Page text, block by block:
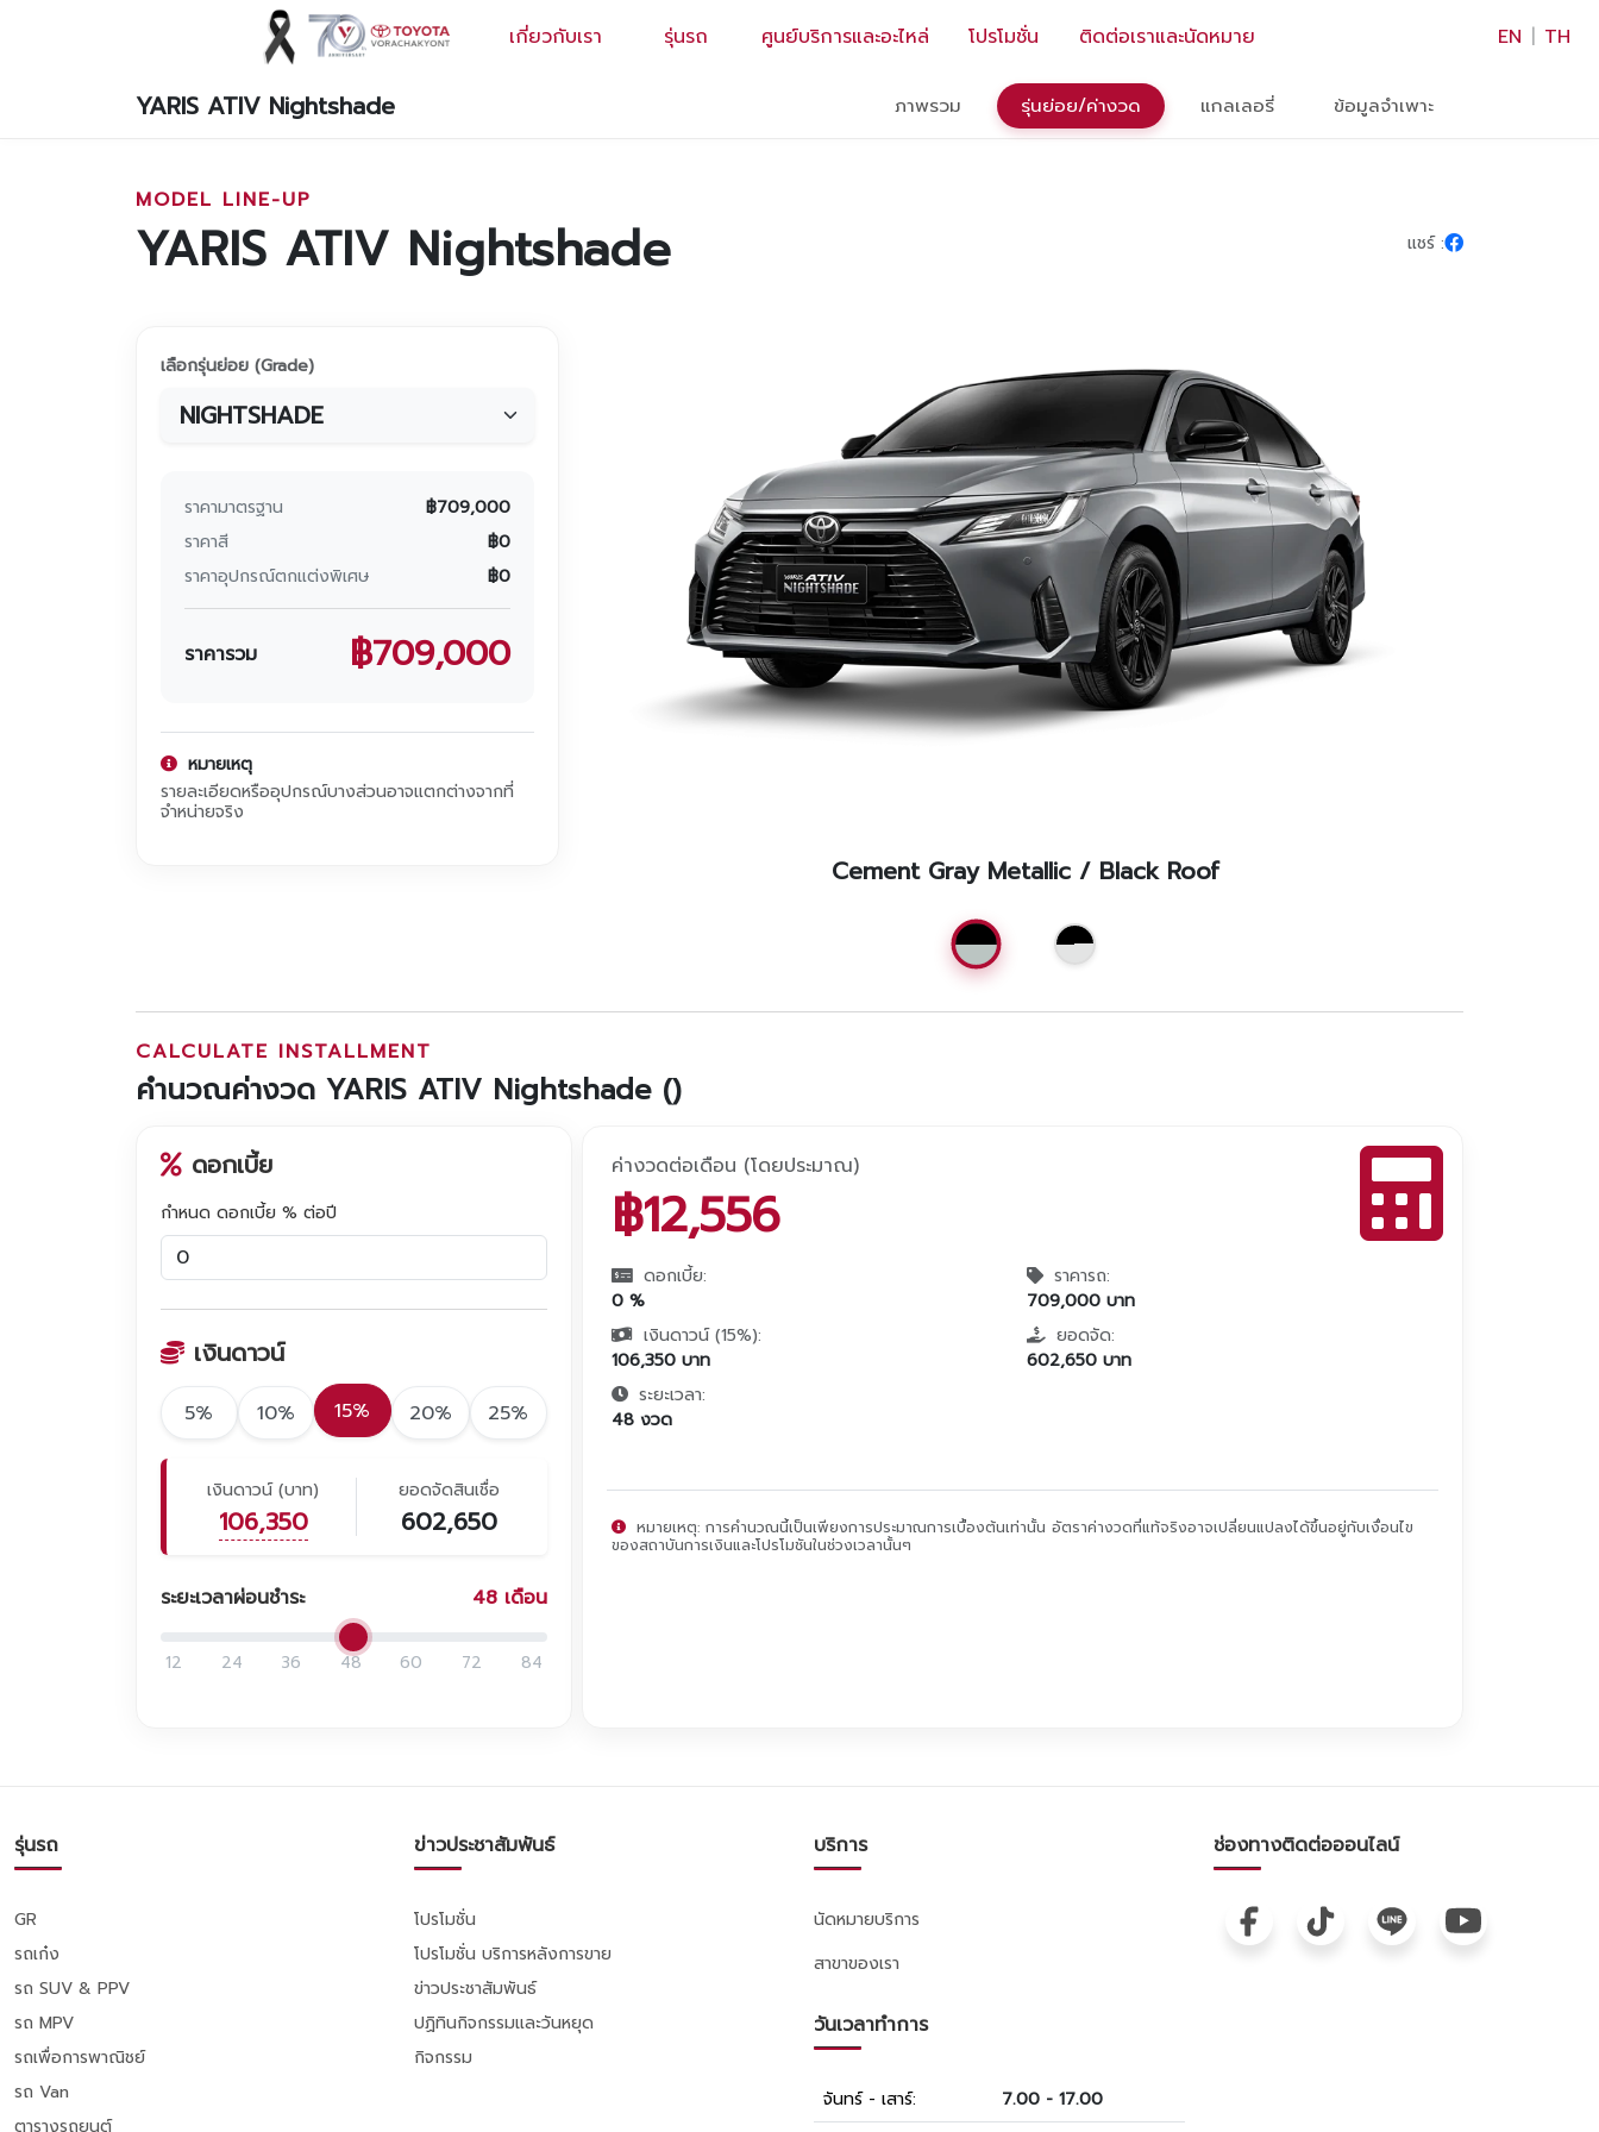
EN ×
ปฏิทินกิจกรรมและวันหยุด
โปรโมชั่นบริการหลังการขาย
สาขาของเรา
ติดต่อเราและนัดหมาย
เกี่ยวกับเรา รุ่นรถ ศูนย์บริการและอะไหล่ โปรโมชั่น ติดต่อเราและนัดหมาย EN | TH
YARIS ATIV Nightshade ภาพรวม รุ่นย่อย/ค่างวด แกลเลอรี่ ข้อมูลจำเพาะ
MODEL LINE-UP
YARIS ATIV Nightshade แชร์ :
เลือกรุ่นย่อย (Grade)
ราคามาตรฐาน ฿709,000
ราคาสี
฿0
ราคาอุปกรณ์ตกแต่งพิเศษ
฿0
ราคารวม ฿709,000
หมายเหตุ
รายละเอียดหรืออุปกรณ์บางส่วนอาจแตกต่างจากที่
จำหน่ายจริง
Cement Gray Metallic / Black Roof
CALCULATE INSTALLMENT
คำนวณค่างวด YARIS ATIV Nightshade ()
ดอกเบี้ย
กำหนด ดอกเบี้ย % ต่อปี
เงินดาวน์
5% 10% 15% 20% 25%
เงินดาวน์ (บาท)
106,350
ยอดจัดสินเชื่อ
602,650
ระยะเวลาผ่อนชำระ 48เดือน
12 24 36 48 60 72 84
ค่างวดต่อเดือน (โดยประมาณ)
฿12,556
ดอกเบี้ย:
0%
ราคารถ:
709,000 บาท
เงินดาวน์ (15%):
106,350บาท
ยอดจัด:
602,650 บาท
ระยะเวลา:
48งวด
หมายเหตุ: การคำนวณนี้เป็นเพียงการประมาณการเบื้องต้นเท่านั้น อัตราค่างวดที่แท้จริงอาจเปลี่ยนแปลงได้ขึ้นอยู่กับเงื่อนไข
ของสถาบันการเงินและโปรโมชันในช่วงเวลานั้นๆ
รุ่นรถ
GR
รถเก๋ง
รถ SUV & PPV
รถ MPV
รถเพื่อการพาณิชย์
รถ Van
ตารางรถยนต์
ข่าวประชาสัมพันธ์
โปรโมชั่น
โปรโมชั่น บริการหลังการขาย
ข่าวประชาสัมพันธ์
ปฏิทินกิจกรรมและวันหยุด
กิจกรรม
บริการ
นัดหมายบริการ
สาขาของเรา
วันเวลาทำการ
จันทร์ - เสาร์: 7.00 - 17.00
ช่องทางติดต่อออนไลน์